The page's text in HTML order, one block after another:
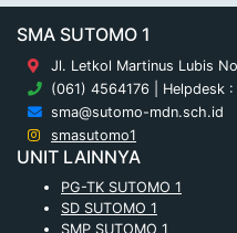
SMA SUTOMO 1
Jl. Letkol Martinus Lubis
(061) 4564176 | Helpdesk
sma@sutomo-mdn.sch.id
smasutomo1
UNIT LAINNYA
PG-TK SUTOMO 1
SD SUTOMO 1
SMP SUTOMO 1